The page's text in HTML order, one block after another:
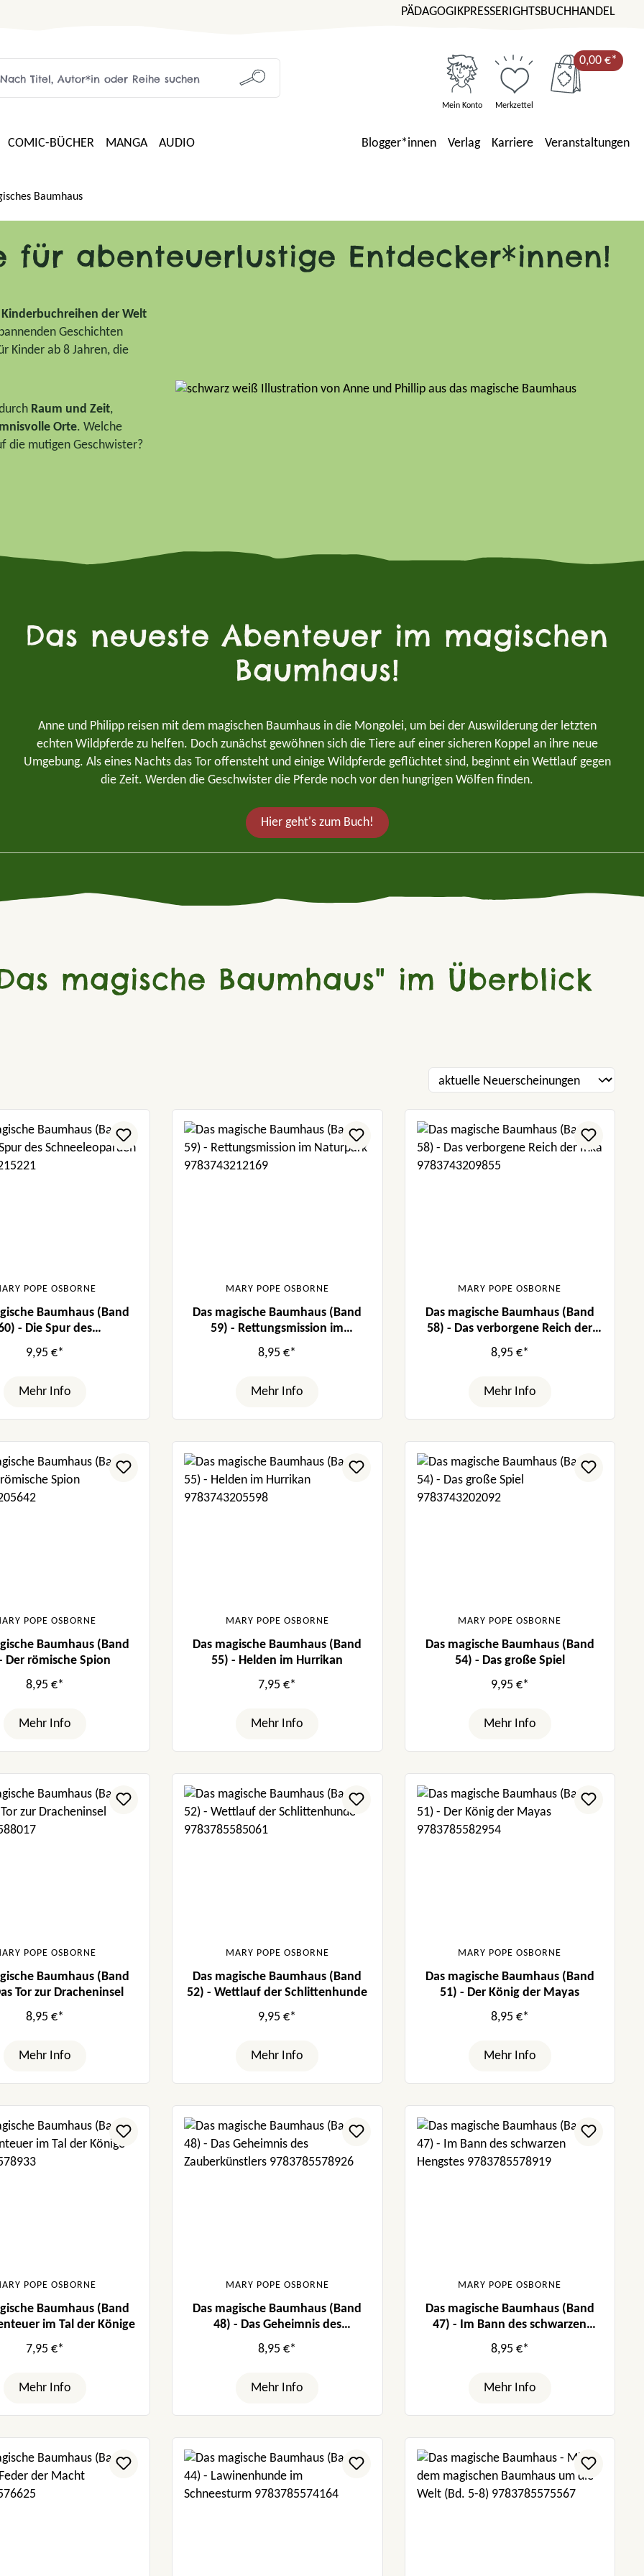
PÄDAGOGIKPRESSERIGHTSBUCHHANDEL
Mein Konto Merkzettel
0,00 €*
COMIC-BÜCHER MANGA AUDIO Blogger*innen Verlag Karriere Veranstaltungen
Baumhaus
für abenteuerlustige Entdecker*innen!
der Welt
Geschichten
Kinder ab 8 Jahren, die
Raum und Zeit,
Orte. Welche
die mutigen Geschwister?
Das neueste Abenteuer im magischen
Baumhaus!
Anne und Philipp reisen mit dem magischen Baumhaus in die Mongolei, um bei der Auswilderung der letzten
echten Wildpferde zu helfen. Doch zunächst gewöhnen sich die Tiere auf einer sicheren Koppel an ihre neue
Umgebung. Als eines Nachts das Tor offensteht und einige Wildpferde geflüchtet sind, beginnt ein Wettlauf gegen
die Zeit. Werden die Geschwister die Pferde noch vor den hungrigen Wölfen finden.
Hier geht's zum Buch!
magische Baumhaus" im Überblick
POPE OSBORNE
Baumhaus (Band
- Die Spur des
Schneeleoparden
9,95 €*
Mehr Info
MARY POPE OSBORNE
Das magische Baumhaus (Band
59) - Rettungsmission im
Naturpark
8,95 €*
Mehr Info
MARY POPE OSBORNE
Das magische Baumhaus (Band
58) - Das verborgene Reich der
Inka
8,95 €*
Mehr Info
POPE OSBORNE
Baumhaus (Band
Der römische Spion
8,95 €*
Mehr Info
MARY POPE OSBORNE
Das magische Baumhaus (Band
55) - Helden im Hurrikan
7,95 €*
Mehr Info
MARY POPE OSBORNE
Das magische Baumhaus (Band
54) - Das große Spiel
9,95 €*
Mehr Info
POPE OSBORNE
Baumhaus (Band
Tor zur Dracheninsel
8,95 €*
Mehr Info
MARY POPE OSBORNE
Das magische Baumhaus (Band
52) - Wettlauf der Schlittenhunde
9,95 €*
Mehr Info
MARY POPE OSBORNE
Das magische Baumhaus (Band
51) - Der König der Mayas
8,95 €*
Mehr Info
POPE OSBORNE
Baumhaus (Band
im Tal der Könige
7,95 €*
Mehr Info
MARY POPE OSBORNE
Das magische Baumhaus (Band
48) - Das Geheimnis des
Zauberkünstlers
8,95 €*
Mehr Info
MARY POPE OSBORNE
Das magische Baumhaus (Band
47) - Im Bann des schwarzen
Hengstes
8,95 €*
Mehr Info